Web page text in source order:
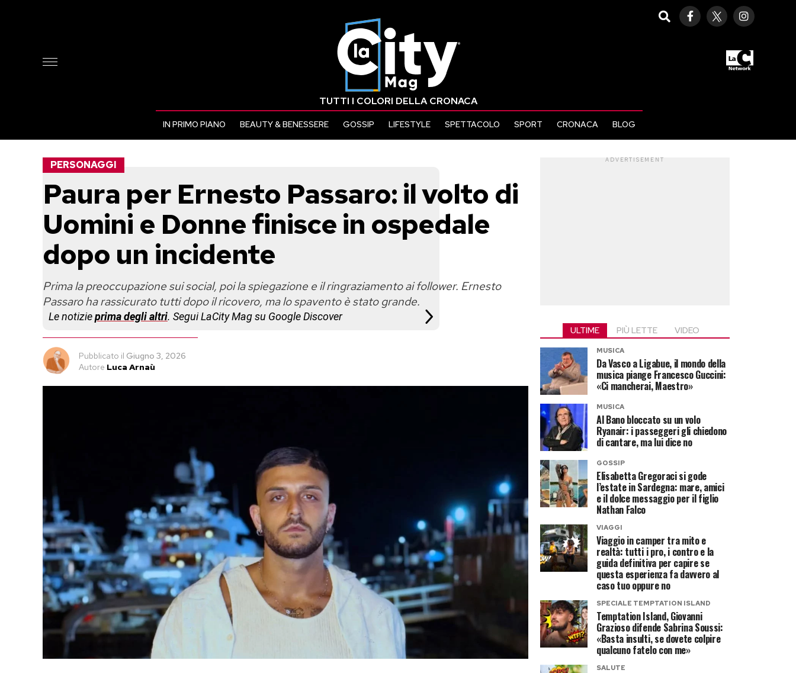
TUTTI I COLORI DELLA CRONACA
IN PRIMO PIANO BEAUTY & BENESSERE GOSSIP LIFESTYLE SPETTACOLO SPORT CRONACA BLOG
PERSONAGGI
Paura per Ernesto Passaro: il volto di
Uomini e Donne finisce in ospedale
dopo un incidente
Prima la preoccupazione sui social, poi la spiegazione e il ringraziamento ai follower. Ernesto
Passaro ha rassicurato tutti dopo il ricovero, ma lo spavento è stato grande.
Le notizieprima degli altri. Segui LaCity Mag su Google Discover
Pubblicato il Giugno 3, 2026
Autore Luca Arnaù
ADVERTISEMENT
ULTIME PIÙ LETTE VIDEO
MUSICA
Da Vasco a Ligabue, il mondo della
musica piange Francesco Guccini:
«Ci mancherai, Maestro»
MUSICA
Al Bano bloccato su un volo
Ryanair: i passeggeri gli chiedono
di cantare, ma lui dice no
GOSSIP
Elisabetta Gregoraci si gode
l’estate in Sardegna: mare, amici
e il dolce messaggio per il figlio
Nathan Falco
VIAGGI
Viaggio in camper tra mito e
realtà: tutti i pro, i contro e la
guida definitiva per capire se
questa esperienza fa davvero al
caso tuo oppure no
SPECIALE TEMPTATION ISLAND
Temptation Island, Giovanni
Grazioso difende Sabrina Soussi:
«Basta insulti, se dovete colpire
qualcuno fatelo con me»
SALUTE